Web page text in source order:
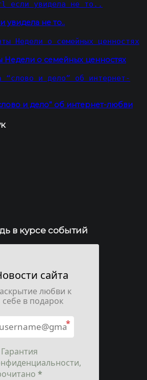
увидела не то..
Недели о семейных ценностях
и дело” об интернет-любви
в курсе событий
сайта
любви к
себе в подарок
*
Гарантия
*